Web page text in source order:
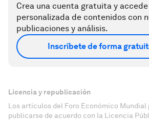
Crea una cuenta gratuita y
personalizada de contenidos con
publicaciones y análisis.
Inscríbete de forma
Licencia y republicación
Los artículos del Foro Económico Mundial
publicarse de acuerdo con la Licencia